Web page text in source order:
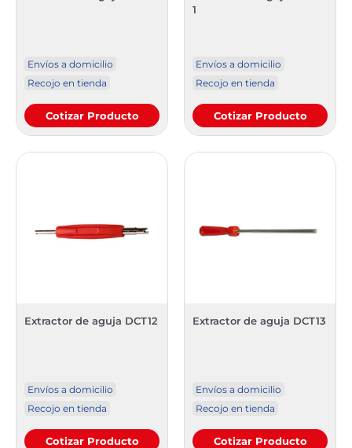
Envíos a domicilio
Recojo en tienda
Cotizar Producto
1
Envíos a domicilio
Recojo en tienda
Cotizar Producto
Extractor de aguja DCT12
Envíos a domicilio
Recojo en tienda
Cotizar Producto
Extractor de aguja DCT13
Envíos a domicilio
Recojo en tienda
Cotizar Producto